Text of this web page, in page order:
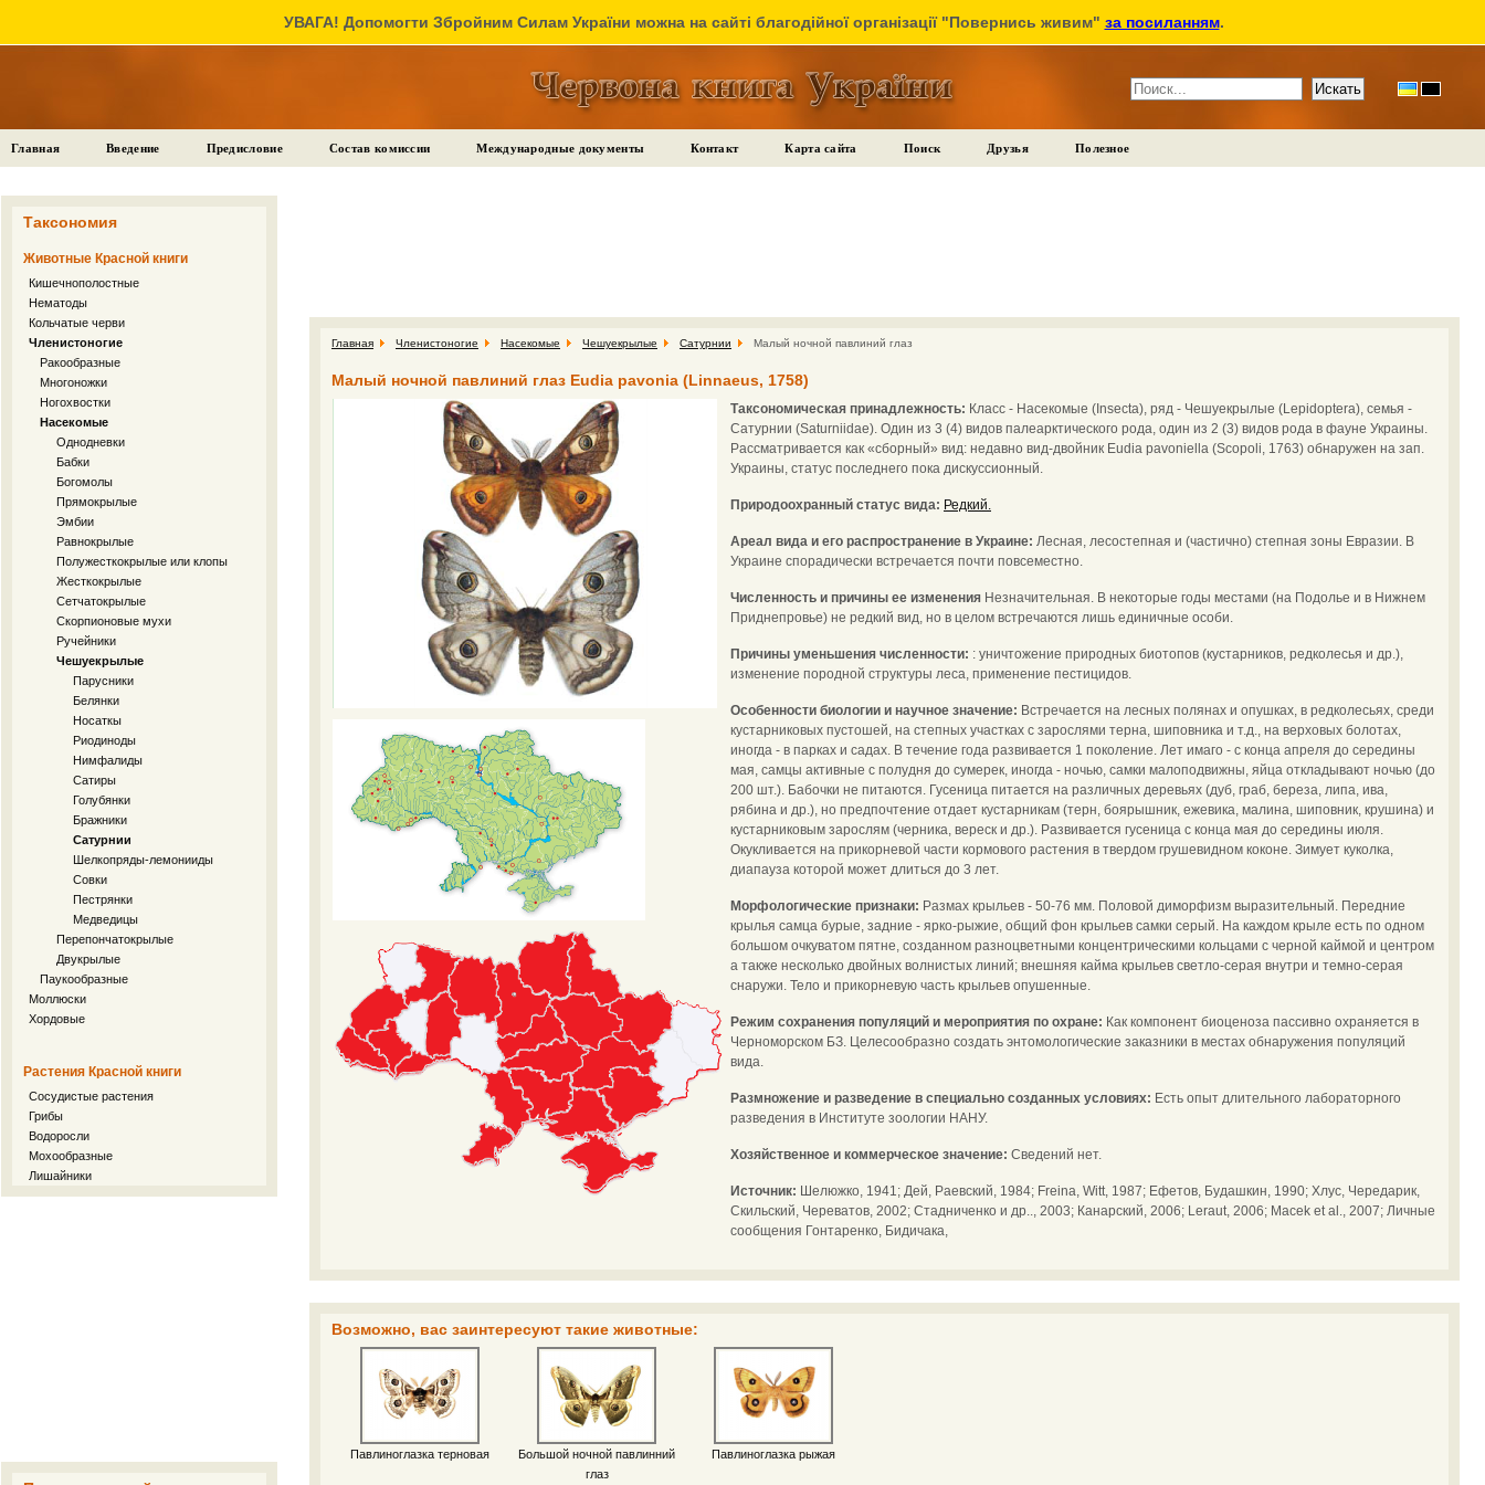
УВАГА! Допомогти Збройним Силам України можна на сайті благодійної організації "Повернись живим" за посиланням.
Главная Введение Предисловие Состав комиссии Международные документы Контакт Карта сайта Поиск Друзья Полезное
Таксономия
Животные Красной книги
Кишечнополостные
Нематоды
Кольчатые черви
Членистоногие
Ракообразные
Многоножки
Ногохвостки
Насекомые
Однодневки
Бабки
Богомолы
Прямокрылые
Эмбии
Равнокрылые
Полужесткокрылые или клопы
Жесткокрылые
Сетчатокрылые
Скорпионовые мухи
Ручейники
Чешуекрылые
Парусники
Белянки
Носаткы
Риодиноды
Нимфалиды
Сатиры
Голубянки
Бражники
Сатурнии
Шелкопряды-лемонииды
Совки
Пестрянки
Медведицы
Перепончатокрылые
Двукрылые
Паукообразные
Моллюски
Хордовые
Растения Красной книги
Сосудистые растения
Грибы
Водоросли
Мохообразные
Лишайники
Главная Членистоногие Насекомые Чешуекрылые Сатурнии Малый ночной павлиний глаз
Малый ночной павлиний глаз Eudia pavonia (Linnaeus, 1758)
Таксономическая принадлежность: Класс - Насекомые (Insecta), ряд - Чешуекрылые (Lepidoptera), семья -
Сатурнии (Saturniidae). Один из 3 (4) видов палеарктического рода, один из 2 (3) видов рода в фауне Украины.
Рассматривается как «сборный» вид: недавно вид-двойник Eudia pavoniella (Scopoli, 1763) обнаружен на зап.
Украины, статус последнего пока дискуссионный.
Природоохранный статус вида: Редкий.
Ареал вида и его распространение в Украине: Лесная, лесостепная и (частично) степная зоны Евразии. В
Украине спорадически встречается почти повсеместно.
Численность и причины ее изменения Незначительная. В некоторые годы местами (на Подолье и в Нижнем
Приднепровье) не редкий вид, но в целом встречаются лишь единичные особи.
Причины уменьшения численности: : уничтожение природных биотопов (кустарников, редколесья и др.),
изменение породной структуры леса, применение пестицидов.
Особенности биологии и научное значение: Встречается на лесных полянах и опушках, в редколесьях, среди
кустарниковых пустошей, на степных участках с зарослями терна, шиповника и т.д., на верховых болотах,
иногда - в парках и садах. В течение года развивается 1 поколение. Лет имаго - с конца апреля до середины
мая, самцы активные с полудня до сумерек, иногда - ночью, самки малоподвижны, яйца откладывают ночью (до
200 шт.). Бабочки не питаются. Гусеница питается на различных деревьях (дуб, граб, береза, липа, ива,
рябина и др.), но предпочтение отдает кустарникам (терн, боярышник, ежевика, малина, шиповник, крушина) и
кустарниковым зарослям (черника, вереск и др.). Развивается гусеница с конца мая до середины июля.
Окукливается на прикорневой части кормового растения в твердом грушевидном коконе. Зимует куколка,
диапауза которой может длиться до 3 лет.
Морфологические признаки: Размах крыльев - 50-76 мм. Половой диморфизм выразительный. Передние
крылья самца бурые, задние - ярко-рыжие, общий фон крыльев самки серый. На каждом крыле есть по одном
большом очкуватом пятне, созданном разноцветными концентрическими кольцами с черной каймой и центром
а также несколько двойных волнистых линий; внешняя кайма крыльев светло-серая внутри и темно-серая
снаружи. Тело и прикорневую часть крыльев опушенные.
Режим сохранения популяций и мероприятия по охране: Как компонент биоценоза пассивно охраняется в
Черноморском БЗ. Целесообразно создать энтомологические заказники в местах обнаружения популяций
вида.
Размножение и разведение в специально созданных условиях: Есть опыт длительного лабораторного
разведения в Институте зоологии НАНУ.
Хозяйственное и коммерческое значение: Сведений нет.
Источник: Шелюжко, 1941; Дей, Раевский, 1984; Freina, Witt, 1987; Ефетов, Будашкин, 1990; Хлус, Чередарик,
Скильский, Череватов, 2002; Стадниченко и др.., 2003; Канарский, 2006; Leraut, 2006; Macek et al., 2007; Личные
сообщения Гонтаренко, Бидичака,
Возможно, вас заинтересуют такие животные:
Павлиноглазка терновая
Большой ночной павлинний
глаз
Павлиноглазка рыжая